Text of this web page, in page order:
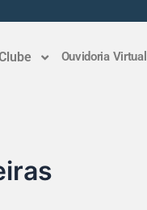
Ouvidoria Virtual